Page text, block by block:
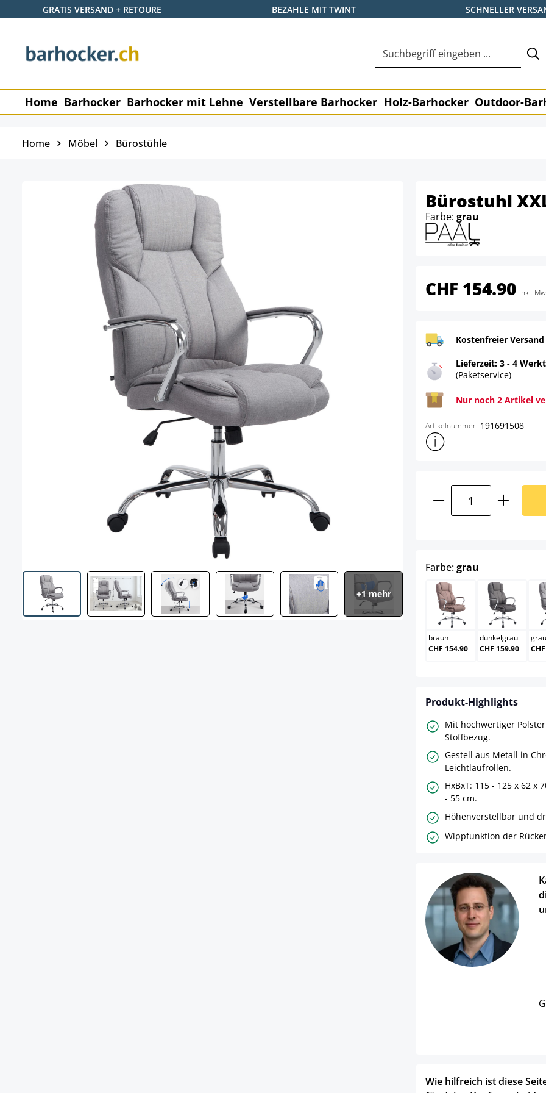
Hauptinhalt springen
Zur Suche springen
Zur Hauptnavigation springen
GRATIS VERSAND + RETOURE BEZAHLE MIT TWINT SCHNELLER
Home Barhocker Barhocker mit Lehne Verstellbare Barhocker Holz-Barhocker Outdoor-
Home Möbel Bürostühle
+1 mehr
Bürostuhl
Farbe: grau
CHF 154.90 inkl.
Kostenfreier
Lieferzeit: 3 - 4
(Paketservice)
Nur noch 2 Artikel
Artikelnummer: 191691508
Weitere
Produkt Anzahl:
Farbe:grau
braun
braun
CHF 154.90
dunkelgrau
CHF 159.90
grau
Produkt-Highlights
Mit hochwertiger
Stoffbezug.
Gestell aus Metall in
Leichtlaufrollen.
HxBxT: 115 - 125 x 62 x
- 55 cm.
Höhenverstellbar und
Wippfunktion der
Wie hilfreich ist diese